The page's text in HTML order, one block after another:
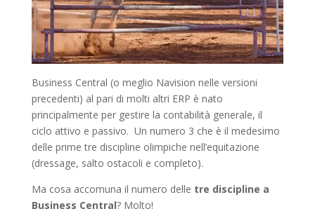
Business Central (o meglio Navision nelle versioni
precedenti) al pari di molti altri ERP è nato
principalmente per gestire la contabilità generale, il
ciclo attivo e passivo. Un numero 3 che è il medesimo
delle prime tre discipline olimpiche nell’equitazione
(dressage, salto ostacoli e completo).
Ma cosa accomuna il numero delle tre discipline a
Business Central? Molto!